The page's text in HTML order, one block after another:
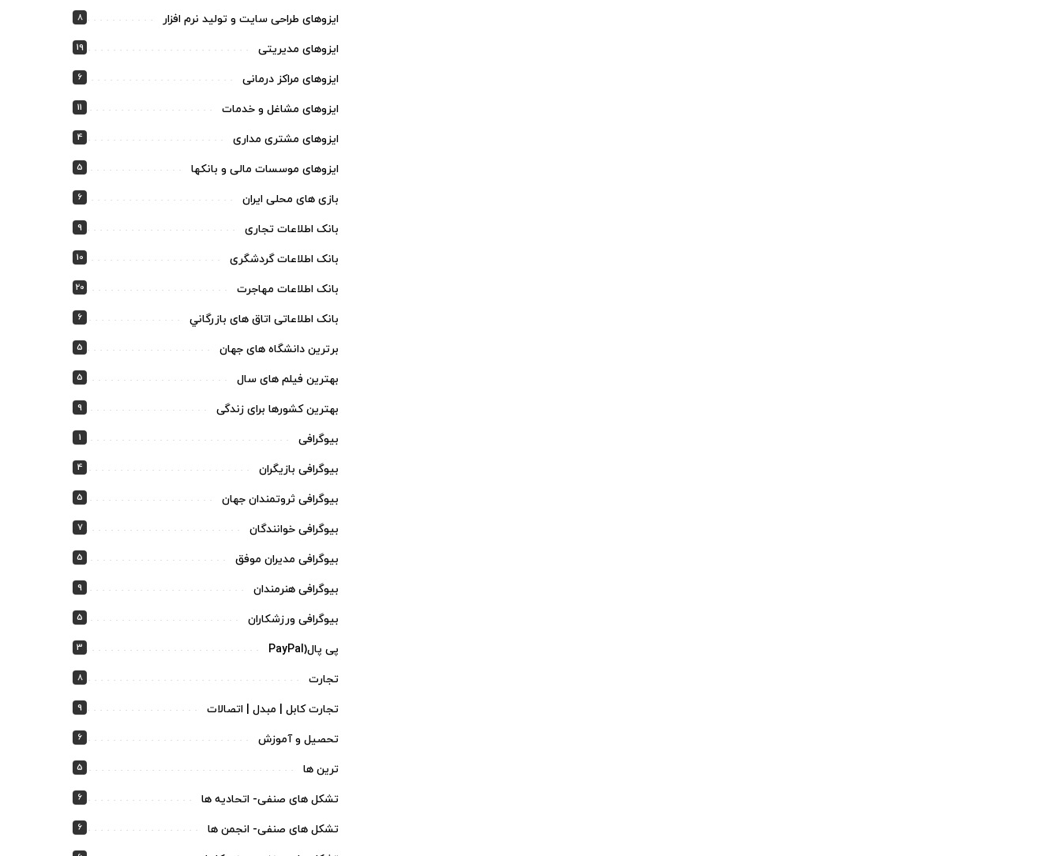
ایزوهای طراحی سایت و تولید نرم افزار 8
ایزوهای مدیریتی 19
ایزوهای مراکز درمانی 6
ایزوهای مشاغل و خدمات 11
ایزوهای مشتری مداری 4
ایزوهای موسسات مالی و بانکها 5
بازی های محلی ایران 6
بانک اطلاعات تجاری 9
بانک اطلاعات گردشگری 10
بانک اطلاعات مهاجرت 20
بانک اطلاعاتی اتاق های بازرگاني 6
برترین دانشگاه های جهان 5
بهترین فیلم های سال 5
بهترین کشورها برای زندگی 9
بیوگرافی 1
بیوگرافی بازیگران 4
بیوگرافی ثروتمندان جهان 5
بیوگرافی خوانندگان 7
بیوگرافی مدیران موفق 5
بیوگرافی هنرمندان 9
بیوگرافی ورزشکاران 5
پی پال(PayPal 3
تجارت 8
تجارت کابل | مبدل | اتصالات 9
تحصیل و آموزش 6
ترین ها 5
تشکل های صنفی- اتحادیه ها 6
تشکل های صنفی- انجمن ها 6